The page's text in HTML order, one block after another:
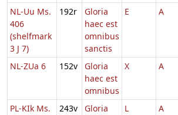
NL-Uu Ms.
406
(shelfmark
3 J 7)
192r
Gloria
haec est
omnibus
sanctis
E A
NL-ZUa 6 152v
Gloria
haec est
omnibus
X A
PL-KIk Ms.
243v
Gloria
L A